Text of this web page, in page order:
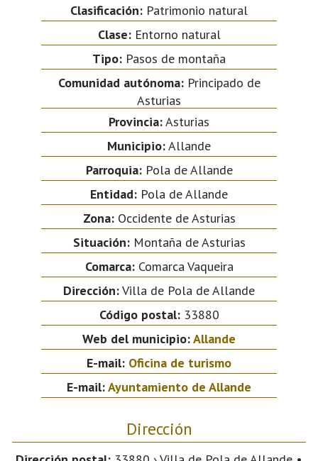
Clasificación: Patrimonio natural
Clase:Entorno natural
Tipo: Pasos de montaña
Comunidad autónoma:Principado de
Asturias
Provincia:Asturias
Municipio:Allande
Parroquia:Pola de Allande
Entidad: Pola de Allande
Zona:Occidente de Asturias
Situación:Montaña de Asturias
Comarca:Comarca Vaqueira
Dirección:Villa de Pola de Allande
Código postal:33880
Web del municipio:Allande
E-mail: Oficina de turismo
E-mail:Ayuntamiento de Allande
Dirección